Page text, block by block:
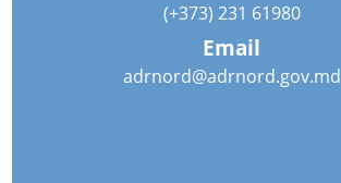
(+373) 231 61980
Email
adrnord@adrnord.gov.md